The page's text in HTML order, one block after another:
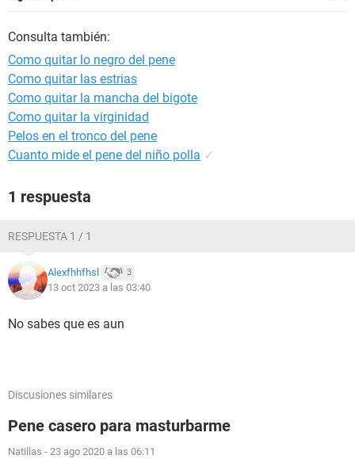
Consulta también:
Como quitar lo negro del pene
Como quitar las estrias
Como quitar la mancha del bigote
Como quitar la virginidad
Pelos en el tronco del pene
Cuanto mide el pene del niño polla ✓
1 respuesta
RESPUESTA 1 / 1
Alexfhhfhsl 3
13 oct 2023 a las 03:40
No sabes que es aun
Discusiones similares
Pene casero para masturbarme
Natillas - 23 ago 2020 a las 06:11